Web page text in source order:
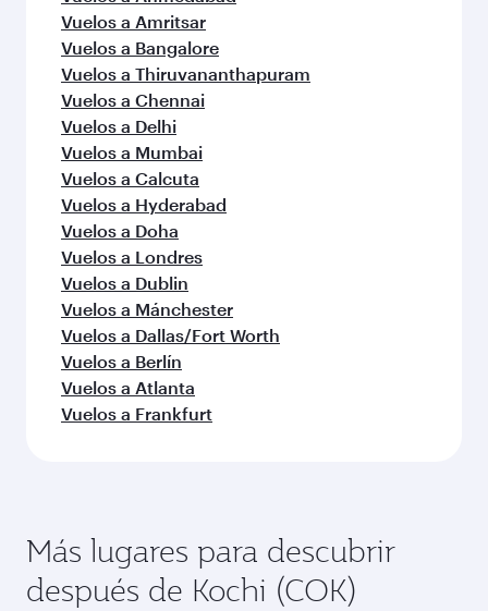
Vuelos a Amritsar
Vuelos a Bangalore
Vuelos a Thiruvananthapuram
Vuelos a Chennai
Vuelos a Delhi
Vuelos a Mumbai
Vuelos a Calcuta
Vuelos a Hyderabad
Vuelos a Doha
Vuelos a Londres
Vuelos a Dublin
Vuelos a Mánchester
Vuelos a Dallas/Fort Worth
Vuelos a Berlín
Vuelos a Atlanta
Vuelos a Frankfurt
Más lugares para descubrir
después de Kochi (COK)